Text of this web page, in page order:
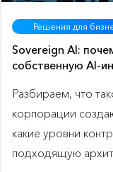
Решения для
Sovereign AI:
собственную AI-
Разбираем, что
корпорации
какие уровни
подходящую